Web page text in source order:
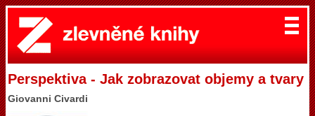
Perspektiva - Jak zobrazovat objemy a tvary
Giovanni Civardi